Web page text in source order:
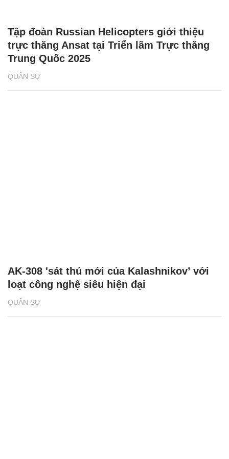
QUÂN SỰ
Tập đoàn Russian Helicopters giới thiệu
trực thăng Ansat tại Triển lãm Trực thăng
Trung Quốc 2025
QUÂN SỰ
AK-308 'sát thủ mới của Kalashnikov’ với
loạt công nghệ siêu hiện đại